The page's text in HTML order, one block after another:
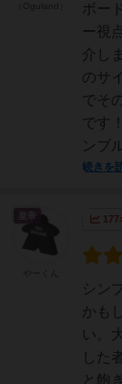
ボー
ー視
介し
のサ
でそ
です
ンブ
続きを
177
シン
かも
い。
した
と飽